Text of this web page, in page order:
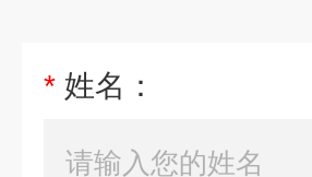
* 姓名：